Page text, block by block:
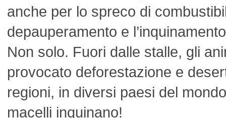
anche per lo spreco di
depauperamento e
Non solo. Fuori dalle stalle, gli
provocato deforestazione e
regioni, in diversi paesi del
macelli inquinano!